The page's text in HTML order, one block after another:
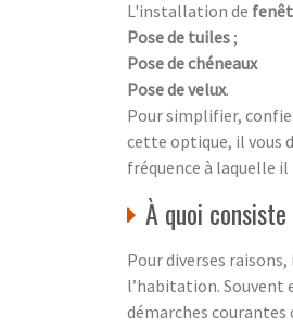
L'installation de
Pose de tuiles ;
Pose de chéneaux
Pose de velux.
Pour simplifier,
cette optique, il vous
fréquence à laquelle
À quoi
Pour diverses
l’habitation. Souvent
démarches courantes